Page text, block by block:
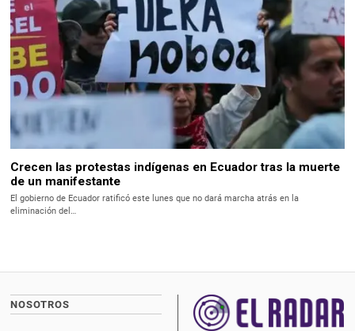
Crecen las protestas indígenas en Ecuador tras la muerte
de un manifestante
El gobierno de Ecuador ratificó este lunes que no dará marcha atrás en la
eliminación del…
NOSOTROS